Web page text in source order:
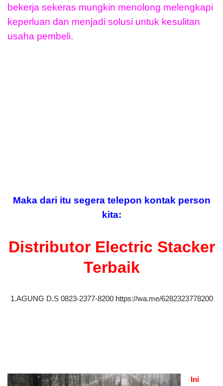
bekerja sekeras mungkin menolong melengkapi
keperluan dan menjadi solusi untuk kesulitan
usaha pembeli.
Maka dari itu segera telepon kontak person
kita:
Distributor Electric Stacker
Terbaik
1.AGUNG D.S 0823-2377-8200 https://wa.me/6282323778200
Ini